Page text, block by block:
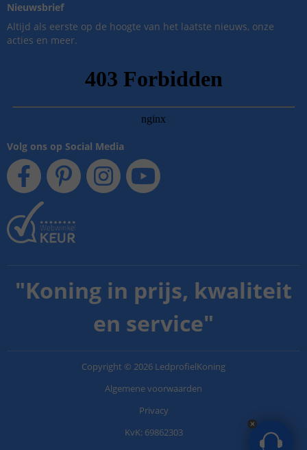
Nieuwsbrief
Altijd als eerste op de hoogte van het laatste nieuws, onze
acties en meer.
Volg ons op Social Media
"Koning in prijs, kwaliteit
en service"
Copyright © 2026 LedprofielKoning
Algemene voorwaarden
Privacy
KvK: 69862303